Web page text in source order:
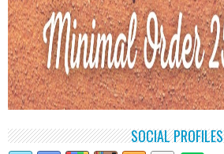
SOCIAL PROFILES